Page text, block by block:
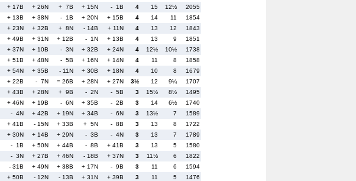
+ 17B + 26N + 7B + 15N - 1B 4 15 12½
2055
+ 13B + 38N - 1B + 20N + 15B 4 14 11
1854
+ 23N + 32B + 8N - 14B + 11N 4 13 12
1843
+ 49B + 31N + 12B - 1N + 13B 4 13 9
1851
+ 37N + 10B - 3N + 32B + 24N 4 12½ 10½
1738
+ 51B + 48N - 5B + 16N + 14N 4 11 8
1858
+ 54N + 35B - 11N + 30B + 18N 4 10 8
1679
+ 22B - 7N = 26B + 28N + 27N 3½ 12 9¼
1707
+ 43B + 28N + 9B - 2N - 5B 3 15½ 8½
1495
+ 46N + 19B - 6N + 35B - 2B 3 14 6½
1740
- 4N + 42B + 19N + 34B - 6N 3 13½ 7
1589
+ 41B - 15N + 33B + 5N - 8B 3 13 8
1722
+ 30N + 14B + 29N - 3B - 4N 3 13 7
1789
- 1B + 50N + 44B - 8B + 41B 3 13 5
1580
- 3N + 27B + 46N - 18B + 37N 3 11½ 6
1822
- 31B + 49N + 38B + 17N - 9B 3 11 6
1594
+ 50B - 12N - 13B + 31N + 39B 3 11 5
1476